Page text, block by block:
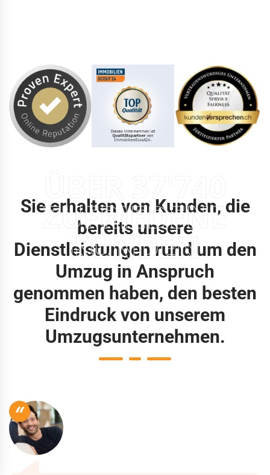
ZUFRIEDENE
KUNDEN
Sie erhalten von Kunden, die
bereits unsere
Dienstleistungen rund um den
Umzug in Anspruch
genommen haben, den besten
Eindruck von unserem
Umzugsunternehmen.
“